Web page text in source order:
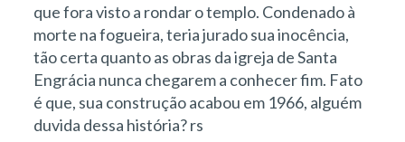
que fora visto a rondar o templo. Condenado à
morte na fogueira, teria jurado sua inocência,
tão certa quanto as obras da igreja de Santa
Engrácia nunca chegarem a conhecer fim. Fato
é que, sua construção acabou em 1966, alguém
duvida dessa história? rs